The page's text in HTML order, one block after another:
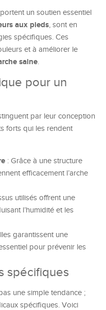
un soutien essentiel
aux pieds, sont en
spécifiques. Ces
et à améliorer le
saine.
pour un
par leur conception
forts qui les rendent
: Grâce à une structure
efficacement l’arche
utilisés offrent une
l’humidité et les
garantissent une
pour prévenir les
spécifiques
une simple tendance ;
spécifiques. Voici